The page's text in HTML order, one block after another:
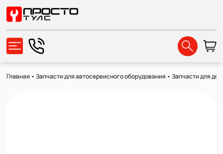
Главная •Запчасти для автосервисного оборудования •Запчасти для